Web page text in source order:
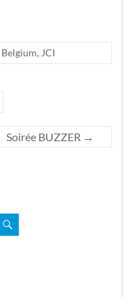
Belgium, JCI
Soirée BUZZER →